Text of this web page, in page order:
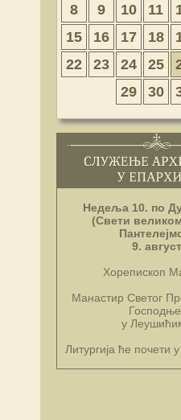
8
9 10 11
15
16 17 18
22
23 24 25
29
30
Недеља 10. по
(Свети
9. август
Хорепископ
Манастир Светог
у
Литургија ће почети